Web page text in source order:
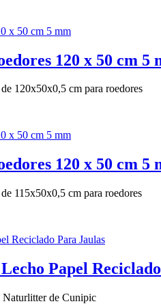
120 x 50 cm 5
120x50x0,5 cm para roedores
120 x 50 cm 5
115x50x0,5 cm para roedores
Papel
Naturlitter de Cunipic